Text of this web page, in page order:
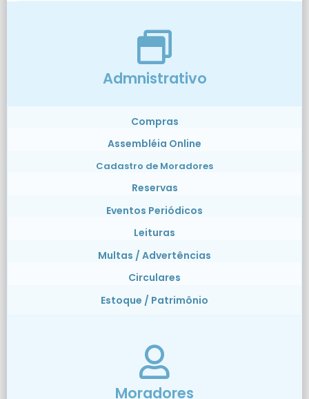
Admnistrativo
Compras
Assembléia Online
Cadastro de Moradores
Reservas
Eventos Periódicos
Leituras
Multas / Advertências
Circulares
Estoque / Patrimônio
Moradores